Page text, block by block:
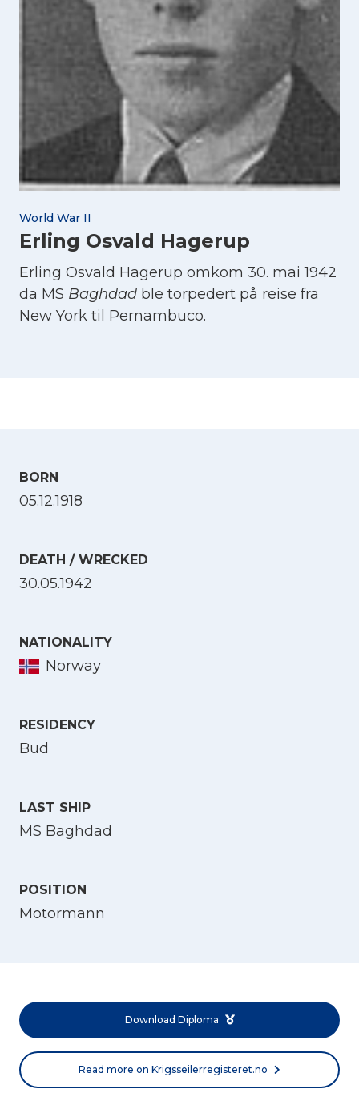
World War II
Erling Osvald Hagerup
Erling Osvald Hagerup omkom 30. mai 1942
da MS Baghdad ble torpedert på reise fra
New York til Pernambuco.
BORN
05.12.1918
DEATH / WRECKED
30.05.1942
NATIONALITY
Norway
RESIDENCY
Bud
LAST SHIP
MS Baghdad
POSITION
Motormann
Download Diploma
Read more on Krigsseilerregisteret.no
Norsk bokmål